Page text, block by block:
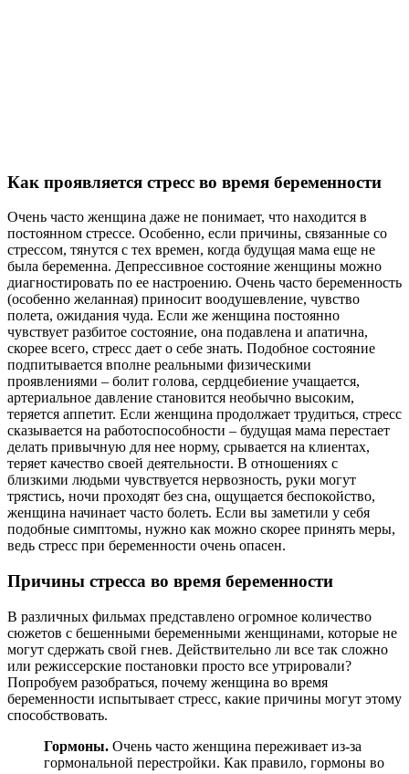
Как проявляется стресс во время беременности
Очень часто женщина даже не понимает, что находится в
постоянном стрессе. Особенно, если причины, связанные со
стрессом, тянутся с тех времен, когда будущая мама еще не
была беременна. Депрессивное состояние женщины можно
диагностировать по ее настроению. Очень часто беременность
(особенно желанная) приносит воодушевление, чувство
полета, ожидания чуда. Если же женщина постоянно
чувствует разбитое состояние, она подавлена и апатична,
скорее всего, стресс дает о себе знать. Подобное состояние
подпитывается вполне реальными физическими
проявлениями – болит голова, сердцебиение учащается,
артериальное давление становится необычно высоким,
теряется аппетит. Если женщина продолжает трудиться, стресс
сказывается на работоспособности – будущая мама перестает
делать привычную для нее норму, срывается на клиентах,
теряет качество своей деятельности. В отношениях с
близкими людьми чувствуется нервозность, руки могут
трястись, ночи проходят без сна, ощущается беспокойство,
женщина начинает часто болеть. Если вы заметили у себя
подобные симптомы, нужно как можно скорее принять меры,
ведь стресс при беременности очень опасен.
Причины стресса во время беременности
В различных фильмах представлено огромное количество
сюжетов с бешенными беременными женщинами, которые не
могут сдержать свой гнев. Действительно ли все так сложно
или режиссерские постановки просто все утрировали?
Попробуем разобраться, почему женщина во время
беременности испытывает стресс, какие причины могут этому
способствовать.
Гормоны. Очень часто женщина переживает из-за
гормональной перестройки. Как правило, гормоны во